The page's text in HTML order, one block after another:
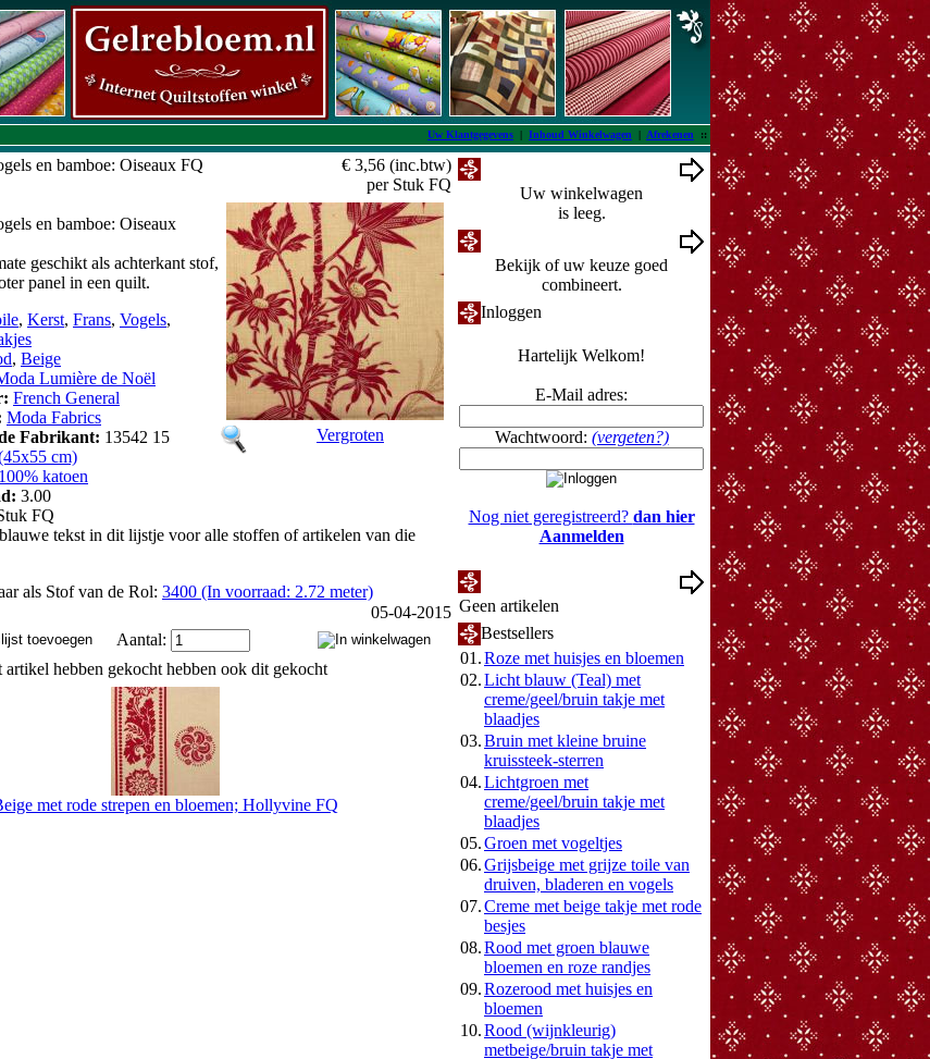
Uw Klantgegevens | Inhoud Winkelwagen | Afrekenen ::
en bamboe: Oiseaux FQ
€ 3,56 (inc.btw)
per Stuk FQ
Vergroten
en bamboe: Oiseaux
geschikt als achterkant stof,
panel in een quilt.
, Kerst, Frans, Vogels,
, Beige
Lumière de Noël
French General
Moda Fabrics
Fabrikant: 13542 15
cm)
100% katoen
3.00
FQ
tekst in dit lijstje voor alle stoffen of artikelen van die
als Stof van de Rol: 3400 (In voorraad: 2.72 meter)
05-04-2015
Aantal:
hebben gekocht hebben ook dit gekocht
met rode strepen en bloemen; Hollyvine FQ
Uw winkelwagen
is leeg.
Bekijk of uw keuze goed
combineert.
Inloggen
Hartelijk Welkom!
E-Mail adres:
Wachtwoord: (vergeten?)
Nog niet geregistreerd? dan hier
Aanmelden
Geen artikelen
Bestsellers
01.Roze met huisjes en bloemen
02.Licht blauw (Teal) met
creme/geel/bruin takje met
blaadjes
03.Bruin met kleine bruine
kruissteek-sterren
04.Lichtgroen met
creme/geel/bruin takje met
blaadjes
05.Groen met vogeltjes
06.Grijsbeige met grijze toile van
druiven, bladeren en vogels
07.Creme met beige takje met rode
besjes
08.Rood met groen blauwe
bloemen en roze randjes
09.Rozerood met huisjes en
bloemen
10.Rood (wijnkleurig)
metbeige/bruin takje met